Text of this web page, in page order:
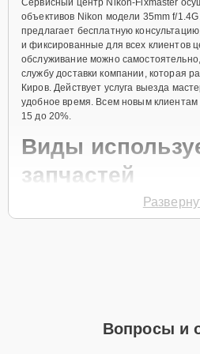
объективов Nikon модели 35mm f/
предлагает бесплатную
и фиксированные для всех клиентов
обслуживание можно
службу доставки компании, которая
Киров. Действует услуга выезда
удобное время. Всем новым клиентам
15 до 20%.
Виды
запчастей
Для ремонта объектива модели 35mm
активное использование
Вопросы и